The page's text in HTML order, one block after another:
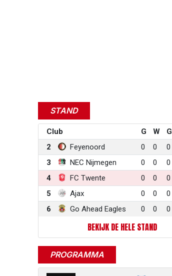
STAND
Club G W G
2
Feyenoord 0 0 0
3
NEC Nijmegen 0 0 0
4
FC Twente 0 0 0
5
Ajax 0 0 0
6
Go Ahead Eagles 0 0 0
BEKIJK DE HELE STAND
PROGRAMMA